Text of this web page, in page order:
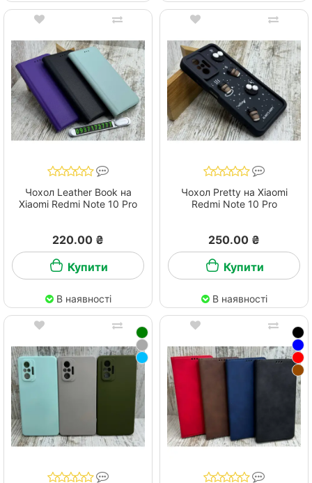
Чохол Leather Book на
Xiaomi Redmi Note 10 Pro
220.00 ₴
Купити
В наявності
Чохол Pretty на Xiaomi
Redmi Note 10 Pro
250.00 ₴
Купити
В наявності